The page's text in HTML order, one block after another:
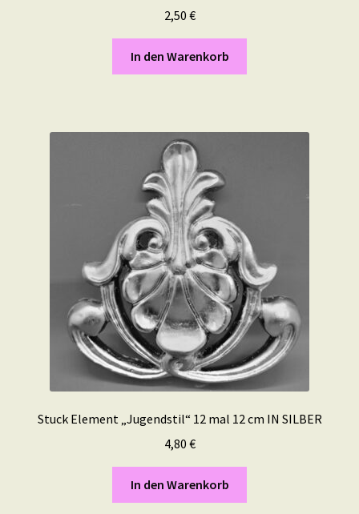
2,50 €
In den Warenkorb
Stuck Element „Jugendstil“ 12 mal 12 cm IN SILBER
4,80 €
In den Warenkorb